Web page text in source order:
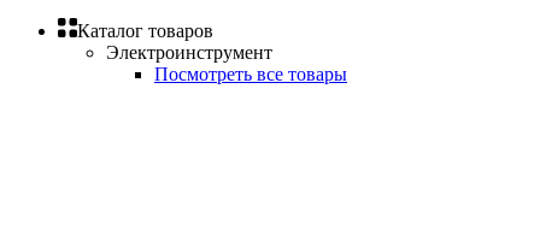
Каталог товаров
Электроинструмент
Посмотреть все товары